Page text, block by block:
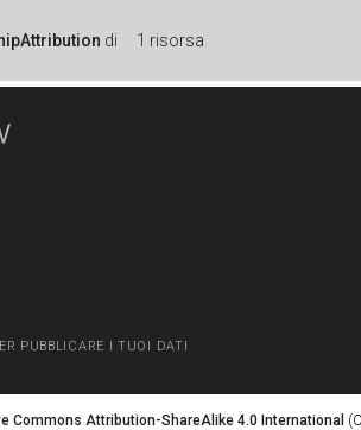
di 1 risorsa
PUBBLICARE I TUOI DATI
Commons Attribution-ShareAlike 4.0 International